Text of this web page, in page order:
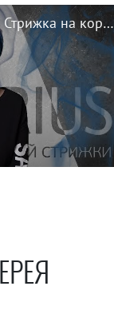
Женская стрижка пикси | Стрижка на короткие волосы | короткая текстурная стрижка в DEMETRIUS